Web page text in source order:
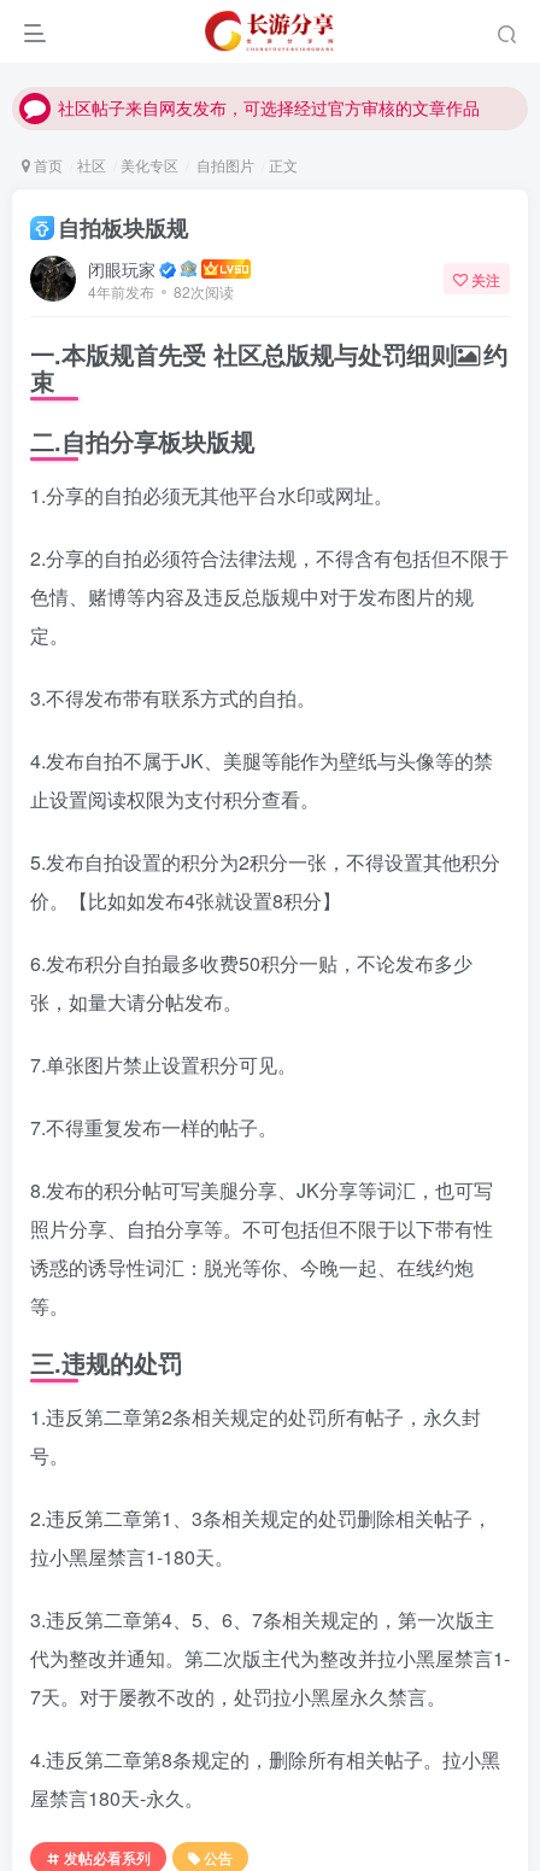
社区帖子来自网友发布，可选择经过官方审核的文章作品
社区帖子来自网友发布，可选择经过官方审核的文章作品
首页 社区 美化专区 自拍图片 正文
自拍板块版规
闭眼玩家
4年前发布 82次阅读
关注
一.本版规首先受 社区总版规与处罚细则 约
束
二.自拍分享板块版规
1.分享的自拍必须无其他平台水印或网址。
2.分享的自拍必须符合法律法规，不得含有包括但不限于
色情、赌博等内容及违反总版规中对于发布图片的规
定。
3.不得发布带有联系方式的自拍。
4.发布自拍不属于JK、美腿等能作为壁纸与头像等的禁
止设置阅读权限为支付积分查看。
5.发布自拍设置的积分为2积分一张，不得设置其他积分
价。【比如如发布4张就设置8积分】
6.发布积分自拍最多收费50积分一贴，不论发布多少
张，如量大请分帖发布。
7.单张图片禁止设置积分可见。
7.不得重复发布一样的帖子。
8.发布的积分帖可写美腿分享、JK分享等词汇，也可写
照片分享、自拍分享等。不可包括但不限于以下带有性
诱惑的诱导性词汇：脱光等你、今晚一起、在线约炮
等。
三.违规的处罚
1.违反第二章第2条相关规定的处罚所有帖子，永久封
号。
2.违反第二章第1、3条相关规定的处罚删除相关帖子，
拉小黑屋禁言1-180天。
3.违反第二章第4、5、6、7条相关规定的，第一次版主
代为整改并通知。第二次版主代为整改并拉小黑屋禁言1-
7天。对于屡教不改的，处罚拉小黑屋永久禁言。
4.违反第二章第8条规定的，删除所有相关帖子。拉小黑
屋禁言180天-永久。
发帖必看系列 公告